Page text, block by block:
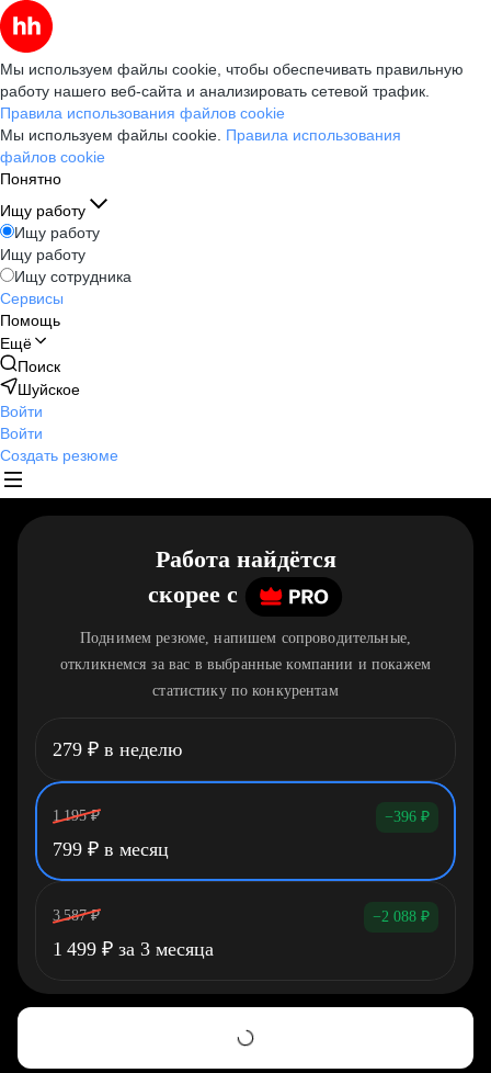
Мы используем файлы cookie, чтобы обеспечивать правильную
работу нашего веб-сайта и анализировать сетевой трафик.
Правила использования файлов cookie
Мы используем файлы cookie. Правила использования
файлов cookie
Понятно
Ищу работу
Ищу работу
Ищу работу
Ищу сотрудника
Сервисы
Помощь
Ещё
Поиск
Шуйское
Войти
Войти
Создать резюме
Работа найдётся
скорее c
Поднимем резюме, напишем сопроводительные,
откликнемся за вас в выбранные компании и покажем
статистику по конкурентам
279 ₽ в неделю
1 195 ₽ −396 ₽
799 ₽ в месяц
3 587 ₽ −2 088 ₽
1 499 ₽ за 3 месяца